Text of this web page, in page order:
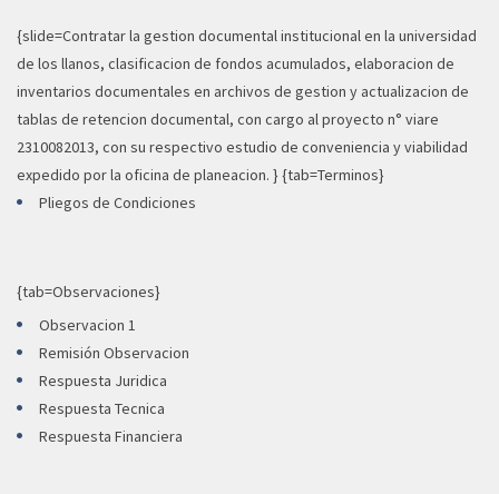
{slide=Contratar la gestion documental institucional en la universidad
de los llanos, clasificacion de fondos acumulados, elaboracion de
inventarios documentales en archivos de gestion y actualizacion de
tablas de retencion documental, con cargo al proyecto n° viare
2310082013, con su respectivo estudio de conveniencia y viabilidad
expedido por la oficina de planeacion. } {tab=Terminos}
Pliegos de Condiciones
{tab=Observaciones}
Observacion 1
Remisión Observacion
Respuesta Juridica
Respuesta Tecnica
Respuesta Financiera